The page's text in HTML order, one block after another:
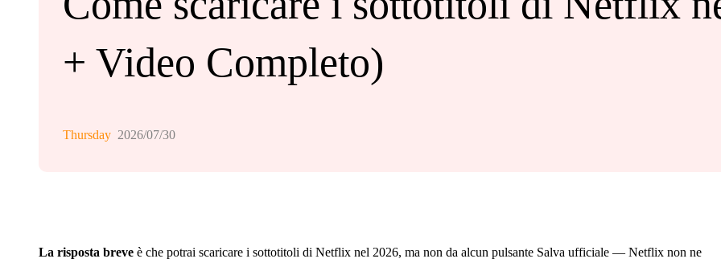
+ Video Completo)
Thursday 2026/07/30
La risposta breve è che potrai scaricare i sottotitoli di Netflix nel 2026, ma non da alcun pulsante Salva ufficiale — Netflix non ne